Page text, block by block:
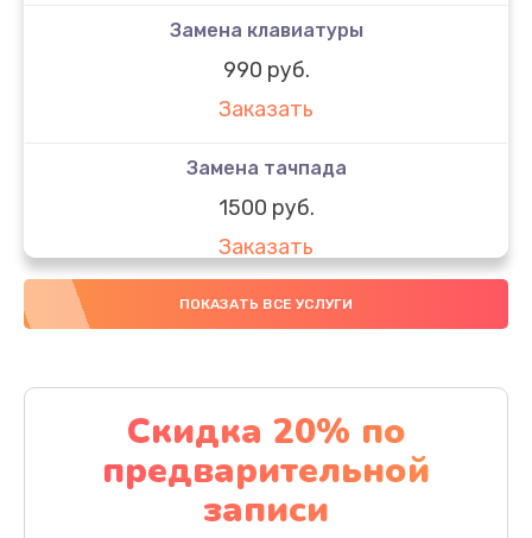
Замена клавиатуры
990 руб.
Заказать
Замена тачпада
1500 руб.
Заказать
Замена южного моста
Заказать
Чистка от пыли
1060 руб.
Заказать
ПОКАЗАТЬ ВСЕ УСЛУГИ
Скидка 20% по
предварительной
записи